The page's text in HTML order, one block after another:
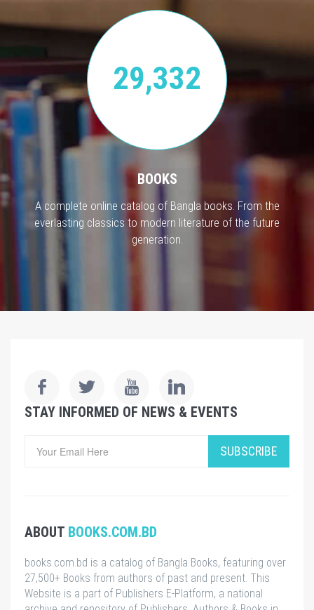
29,332
BOOKS
A complete online catalog of Bangla books. From the
everlasting classics to modern literature of the future
generation.
STAY INFORMED OF NEWS & EVENTS
SUBSCRIBE
ABOUT BOOKS.COM.BD
books.com.bd is a catalog of Bangla Books, featuring over
27,500+ Books from authors of past and present. This
Website is a part of Publishers E-Platform, a national